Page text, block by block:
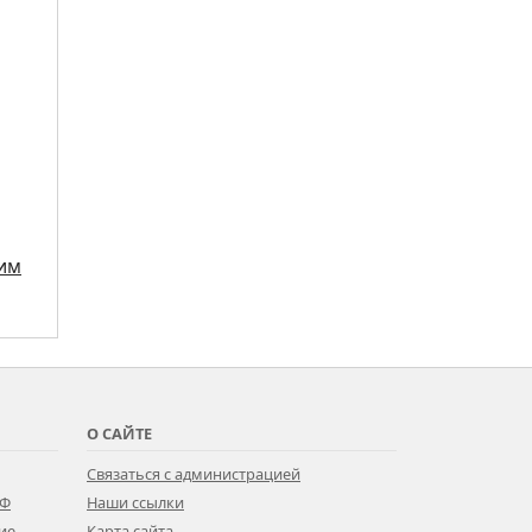
О САЙТЕ
Связаться с администрацией
Наши ссылки